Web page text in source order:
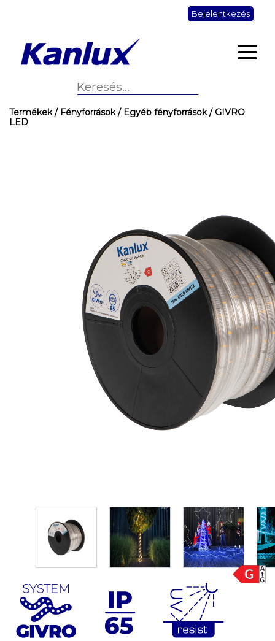
Bejelentkezés
Termékek/ Fényforrások/ Egyéb fényforrások/ GIVRO
LED